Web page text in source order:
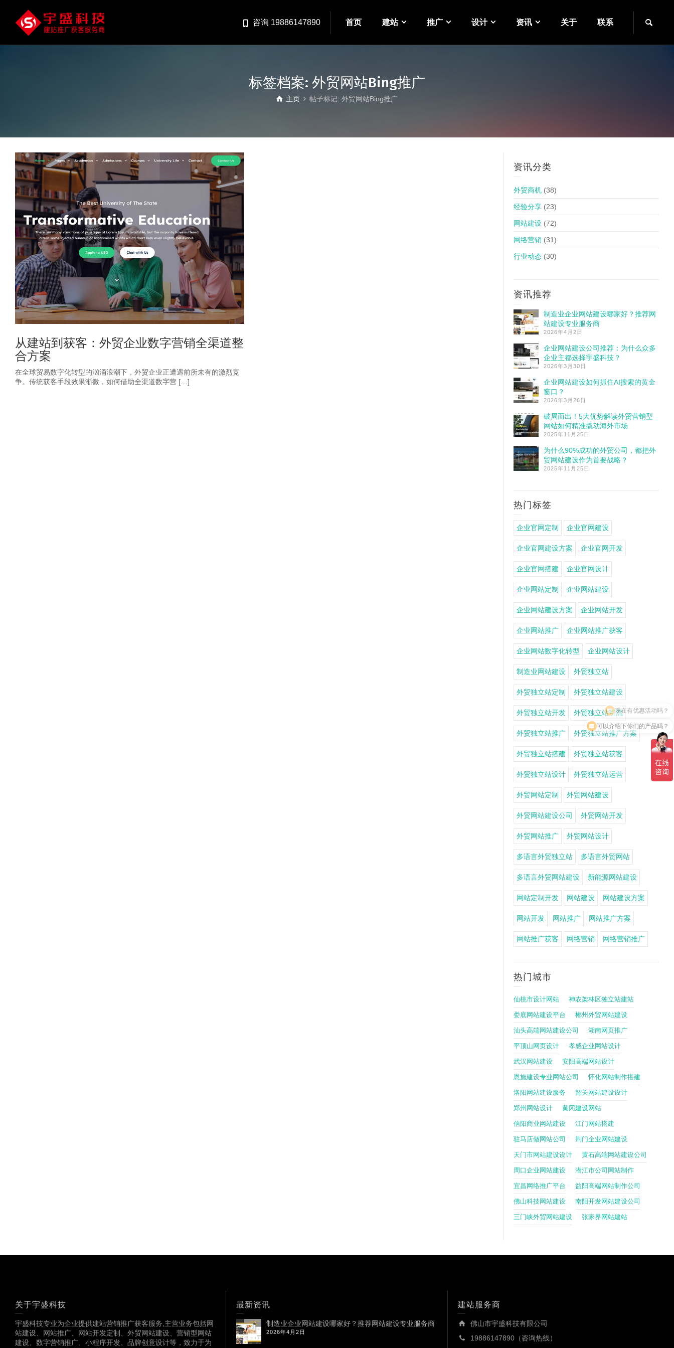
咨询 19886147890 首页 建站 推广 设计 资讯 关于 联系
标签档案: 外贸网站Bing推广
主页 帖子标记: 外贸网站Bing推广
从建站到获客：外贸企业数字营销全渠道整
合方案
在全球贸易数字化转型的汹涌浪潮下，外贸企业正遭遇前所未有的激烈竞
争。传统获客手段效果渐微，如何借助全渠道数字营 […]
资讯分类
外贸商机 (38)
经验分享 (23)
网站建设 (72)
网络营销 (31)
行业动态 (30)
资讯推荐
制造业企业网站建设哪家好？推荐网
站建设专业服务商
2026年4月2日
企业网站建设公司推荐：为什么众多
企业主都选择宇盛科技？
2026年3月30日
企业网站建设如何抓住AI搜索的黄金
窗口？
2026年3月26日
破局而出！5大优势解读外贸营销型
网站如何精准撬动海外市场
2025年11月25日
为什么90%成功的外贸公司，都把外
贸网站建设作为首要战略？
2025年11月25日
热门标签
企业官网定制 企业官网建设
企业官网建设方案 企业官网开发
企业官网搭建 企业官网设计
企业网站定制 企业网站建设
企业网站建设方案 企业网站开发
企业网站推广 企业网站推广获客
企业网站数字化转型 企业网站设计
制造业网站建设 外贸独立站
外贸独立站定制 外贸独立站建设
外贸独立站开发 外贸独立站引流
外贸独立站推广 外贸独立站推广方案
外贸独立站搭建 外贸独立站获客
外贸独立站设计 外贸独立站运营
外贸网站定制 外贸网站建设
外贸网站建设公司 外贸网站开发
外贸网站推广 外贸网站设计
多语言外贸独立站 多语言外贸网站
多语言外贸网站建设 新能源网站建设
网站定制开发 网站建设 网站建设方案
网站开发 网站推广 网站推广方案
网站推广获客 网络营销 网络营销推广
热门城市
仙桃市设计网站 神农架林区独立站建站
娄底网站建设平台 郴州外贸网站建设
汕头高端网站建设公司 湖南网页推广
平顶山网页设计 孝感企业网站设计
武汉网站建设 安阳高端网站设计
恩施建设专业网站公司 怀化网站制作搭建
洛阳网站建设服务 韶关网站建设设计
郑州网站设计 黄冈建设网站
信阳商业网站建设 江门网站搭建
驻马店做网站公司 荆门企业网站建设
天门市网站建设设计 黄石高端网站建设公司
周口企业网站建设 潜江市公司网站制作
宜昌网络推广平台 益阳高端网站制作公司
佛山科技网站建设 南阳开发网站建设公司
三门峡外贸网站建设 张家界网站建站
关于宇盛科技
宇盛科技专业为企业提供建站营销推广获客服务,主营业务包括网
站建设、网站推广、网站开发定制、外贸网站建设、营销型网站
建设、数字营销推广、小程序开发、品牌创意设计等，致力于为
最新资讯
制造业企业网站建设哪家好？推荐网站建设专业服务商
2026年4月2日
建站服务商
佛山市宇盛科技有限公司
19886147890（咨询热线）
可以介绍下你们的产品吗？